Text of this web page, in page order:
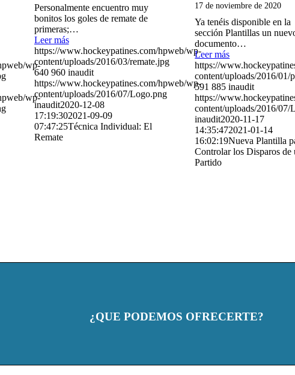
wp-
wp-
Personalmente encuentro muy
bonitos los goles de remate de
primeras;…
Leer más
https://www.hockeypatines.com/hpweb/wp-
content/uploads/2016/03/remate.jpg
640 960 inaudit
https://www.hockeypatines.com/hpweb/wp-
content/uploads/2016/07/Logo.png
inaudit2020-12-08
17:19:302021-09-09
07:47:25Técnica Individual: El
Remate
17 de noviembre de 2020
Ya tenéis disponible en la
sección Plantillas un
documento…
Leer más
https://
content/uploads/2016/01/
591 885 inaudit
https://
content/uploads/2016/07/
inaudit2020-11-17
14:35:472021-01-14
16:02:19Nueva Plantilla
Controlar los Disparos de
Partido
¿QUE PODEMOS OFRECERTE?